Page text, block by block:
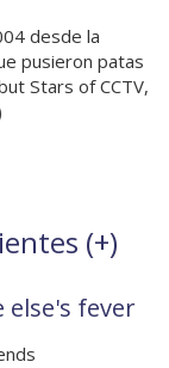
desde la
pusieron patas
Stars of CCTV,
(+)
else's fever